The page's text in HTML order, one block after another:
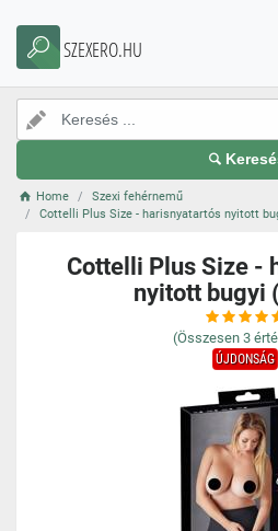
SZEXERO.HU
Home
Szexi fehérnemű
Cottelli Plus Size - harisnyatartós nyitott
Cottelli Plus Size -
nyitott bugyi
(Összesen 3
ÚJDONSÁG